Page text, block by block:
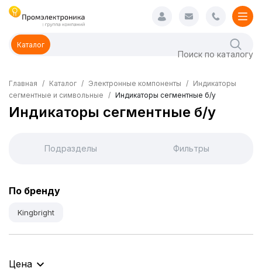
Каталог
Главная Каталог Электронные компоненты
Индикаторы
сегментные и символьные
Индикаторы сегментные б/у
Индикаторы сегментные б/у
Подразделы Фильтры
По бренду
Kingbright
Цена